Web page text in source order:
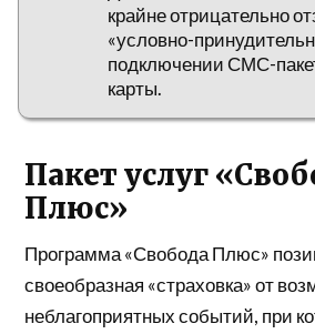
крайне отрицательно
«условно-
подключении СМС-
карты.
Пакет услуг
Плюс»
Программа «Свобода Плюс»
своеобразная «страховка» от
неблагоприятных событий, при